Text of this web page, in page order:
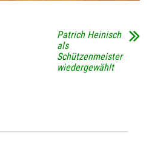
Patrich Heinisch
als
Schützenmeister
wiedergewählt